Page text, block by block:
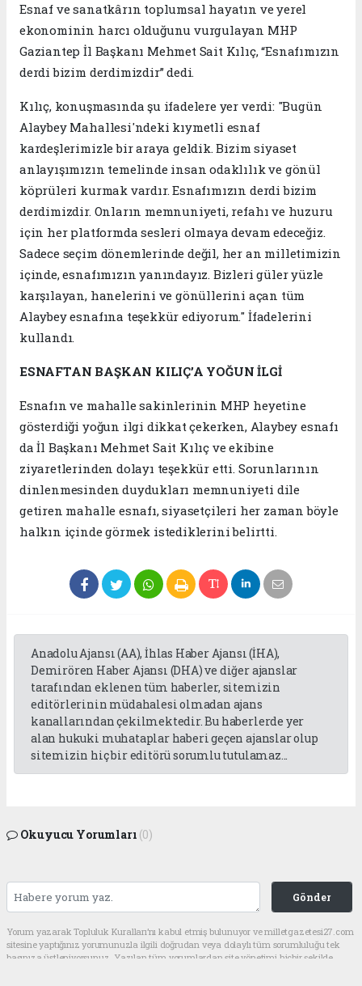
Esnaf ve sanatkârın toplumsal hayatın ve yerel
ekonominin harcı olduğunu vurgulayan MHP
Gaziantep İl Başkanı Mehmet Sait Kılıç, “Esnafımızın
derdi bizim derdimizdir” dedi.
Kılıç, konuşmasında şu ifadelere yer verdi: "Bugün
Alaybey Mahallesi'ndeki kıymetli esnaf
kardeşlerimizle bir araya geldik. Bizim siyaset
anlayışımızın temelinde insan odaklılık ve gönül
köprüleri kurmak vardır. Esnafımızın derdi bizim
derdimizdir. Onların memnuniyeti, refahı ve huzuru
için her platformda sesleri olmaya devam edeceğiz.
Sadece seçim dönemlerinde değil, her an milletimizin
içinde, esnafımızın yanındayız. Bizleri güler yüzle
karşılayan, hanelerini ve gönüllerini açan tüm
Alaybey esnafına teşekkür ediyorum." İfadelerini
kullandı.
ESNAFTAN BAŞKAN KILIÇ’A YOĞUN İLGİ
Esnafın ve mahalle sakinlerinin MHP heyetine
gösterdiği yoğun ilgi dikkat çekerken, Alaybey esnafı
da İl Başkanı Mehmet Sait Kılıç ve ekibine
ziyaretlerinden dolayı teşekkür etti. Sorunlarının
dinlenmesinden duydukları memnuniyeti dile
getiren mahalle esnafı, siyasetçileri her zaman böyle
halkın içinde görmek istediklerini belirtti.
Anadolu Ajansı (AA), İhlas Haber Ajansı (İHA),
Demirören Haber Ajansı (DHA) ve diğer ajanslar
tarafından eklenen tüm haberler, sitemizin
editörlerinin müdahalesi olmadan ajans
kanallarından çekilmektedir. Bu haberlerde yer
alan hukuki muhataplar haberi geçen ajanslar olup
sitemizin hiç bir editörü sorumlu tutulamaz...
Okuyucu Yorumları (0)
Gönder
Yorum yazarak Topluluk Kuralları’nı kabul etmiş bulunuyor ve milletgazetesi27.com
sitesine yaptığınız yorumunuzla ilgili doğrudan veya dolaylı tüm sorumluluğu tek
başınıza üstleniyorsunuz. Yazılan tüm yorumlardan site yönetimi hiçbir şekilde